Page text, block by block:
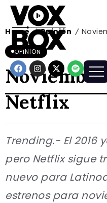
Home / Opinión /
OPINIÓN
Netflix
Trending.- El 2016
pero Netflix sigue
nuevo para
estrenos para